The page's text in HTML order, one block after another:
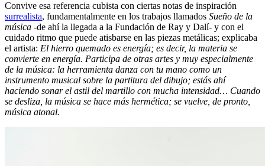
Convive esa referencia cubista con ciertas notas de inspiración
surrealista, fundamentalmente en los trabajos llamados Sueño de la
música -de ahí la llegada a la Fundación de Ray y Dalí- y con el
cuidado ritmo que puede atisbarse en las piezas metálicas; explicaba
el artista: El hierro quemado es energía; es decir, la materia se
convierte en energía. Participa de otras artes y muy especialmente
de la música: la herramienta danza con tu mano como un
instrumento musical sobre la partitura del dibujo; estás ahí
haciendo sonar el astil del martillo con mucha intensidad… Cuando
se desliza, la música se hace más hermética; se vuelve, de pronto,
música atonal.